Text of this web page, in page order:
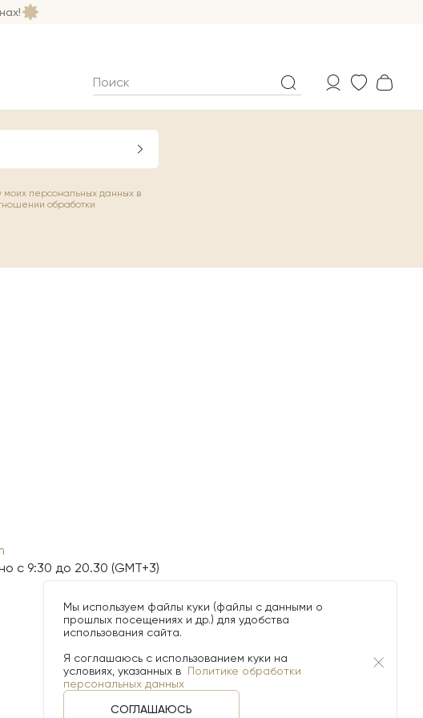
моих персональных данных в
обработки
с 9:30 до 20.30 (GMT+3)
Мы используем файлы куки (файлы с данными о
прошлых посещениях и др.) для удобства
использования сайта.
Я соглашаюсь с использованием куки на
условиях, указанных в Политике обработки
персональных данных
СОГЛАШАЮСЬ